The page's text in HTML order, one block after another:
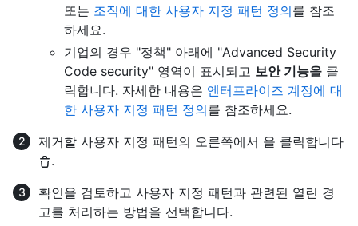
또는 조직에 대한 사용자 지정 패턴 정의를 참조
하세요.
기업의 경우 "정책" 아래에 "Advanced Security
Code security" 영역이 표시되고 보안 기능을 클
릭합니다. 자세한 내용은 엔터프라이즈 계정에 대
한 사용자 지정 패턴 정의를 참조하세요.
제거할 사용자 지정 패턴의 오른쪽에서 을 클릭합니다
.
확인을 검토하고 사용자 지정 패턴과 관련된 열린 경
고를 처리하는 방법을 선택합니다.